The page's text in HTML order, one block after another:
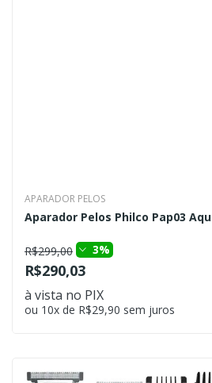
APARADOR PELOS
Aparador Pelos Philco Pap03
R$299,00 3%
R$290,03
à vista no PIX
ou 10x de R$29,90 sem juros